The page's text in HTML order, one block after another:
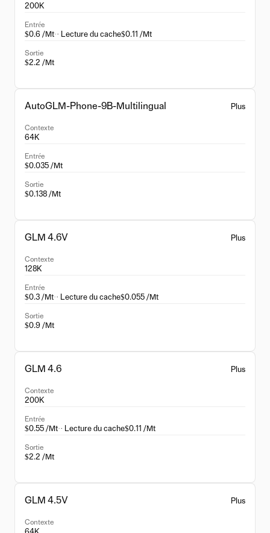
200K
Entrée
$0.6 /Mt·· Lecture du cache$0.11 /Mt
Sortie
$2.2 /Mt
AutoGLM-Phone-9B-Multilingual Plus
Contexte
64K
Entrée
$0.035 /Mt
Sortie
$0.138 /Mt
GLM 4.6V Plus
Contexte
128K
Entrée
$0.3 /Mt·· Lecture du cache$0.055 /Mt
Sortie
$0.9 /Mt
GLM 4.6 Plus
Contexte
200K
Entrée
$0.55 /Mt·· Lecture du cache$0.11 /Mt
Sortie
$2.2 /Mt
GLM 4.5V Plus
Contexte